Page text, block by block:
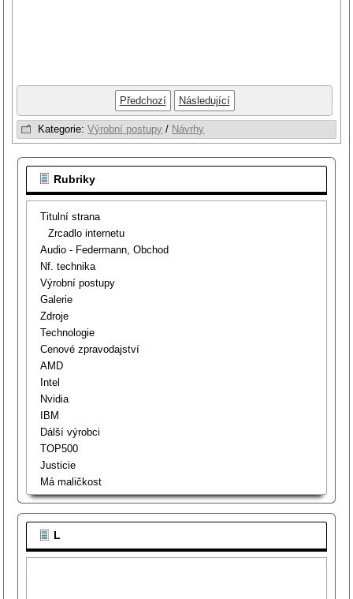
Předchozí Následující
Kategorie:Výrobní postupy / Návrhy
Rubriky
Titulní strana
Zrcadlo internetu
Audio - Federmann, Obchod
Nf. technika
Výrobní postupy
Galerie
Zdroje
Technologie
Cenové zpravodajství
AMD
Intel
Nvidia
IBM
Dálší výrobci
TOP500
Justicie
Má maličkost
L